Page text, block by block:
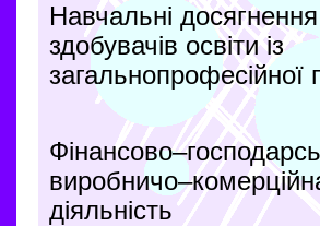
Навчальні досягнення
здобувачів освіти із
загальнопрофесійної
діяльність